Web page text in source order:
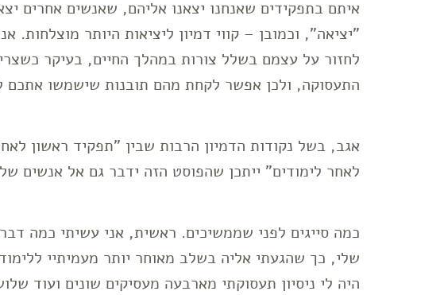
איתם בתפקידים שאנחנו יצאנו אליהם, שאנשים אחרים
"יציאה", וכמובן – קווי דמיון ליציאות היותר מוצלחות.
לחזור על עצמם בשלל צורות במהלך החיים, בעיקר
התעסוקה, ולכן אפשר לקחת מהם תובנות שישמשו אתכם
אגב, בשל נקודות הדמיון הרבות שבין "תפקיד ראשון
לאחר לימודים" ייתכן שהפוסט הזה ידבר גם אל אנשים
כמה סייגים לפני שממשיכים. ראשית, אני עשיתי כמה
שלי, כך שהגעתי אליה בשלב מאוחר יותר מעמיתיי
היה לי ניסיון תעסוקתי מארבעה מעסיקים שונים ועוד